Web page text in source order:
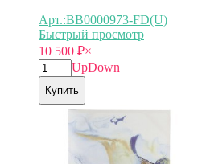
Арт.:BB0000973-FD(U)
Быстрый просмотр
10 500 ₽×
UpDown
Купить